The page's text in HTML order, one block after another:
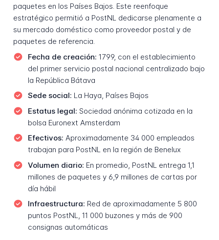
paquetes en los Países Bajos. Este reenfoque
estratégico permitió a PostNL dedicarse plenamente a
su mercado doméstico como proveedor postal y de
paquetes de referencia.
Fecha de creación: 1799, con el establecimiento
del primer servicio postal nacional centralizado bajo
la República Bátava
Sede social: La Haya, Países Bajos
Estatus legal: Sociedad anónima cotizada en la
bolsa Euronext Amsterdam
Efectivos: Aproximadamente 34 000 empleados
trabajan para PostNL en la región de Benelux
Volumen diario: En promedio, PostNL entrega 1,1
millones de paquetes y 6,9 millones de cartas por
día hábil
Infraestructura: Red de aproximadamente 5 800
puntos PostNL, 11 000 buzones y más de 900
consignas automáticas